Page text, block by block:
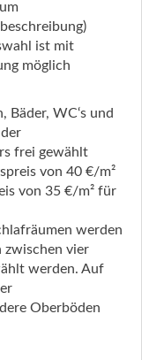
ist mit
möglich
Bäder, WC‘s und
frei gewählt
von 40 €/m²
von 35 €/m² für
werden
zwischen vier
werden. Auf
Oberböden